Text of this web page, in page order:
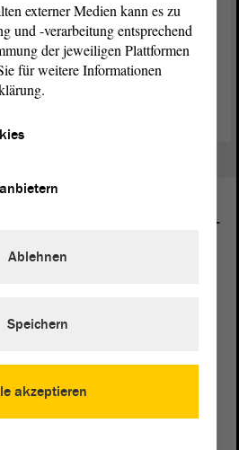
einAntraggegen Rassismus und
Sprache.)
im Landtag von Sachsen-
externer Medien kann es zu
und -verarbeitung entsprechend
der jeweiligen Plattformen
für weitere Informationen
akzeptieren
Ablehnen
Speichern